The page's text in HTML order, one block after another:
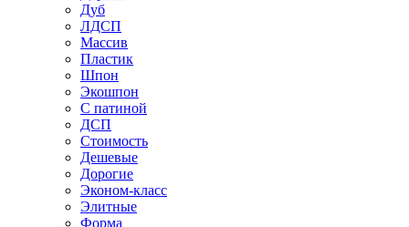
Дуб
ЛДСП
Массив
Пластик
Шпон
Экошпон
С патиной
ДСП
Стоимость
Дешевые
Дорогие
Эконом-класс
Элитные
Форма